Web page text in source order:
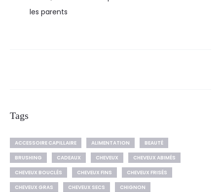
les parents
Tags
ACCESSOIRE CAPILLAIRE ALIMENTATION
BEAUTÉ
BRUSHING
CADEAUX CHEVEUX
CHEVEUX ABIMÉS
CHEVEUX BOUCLÉS
CHEVEUX FINS
CHEVEUX FRISÉS
CHEVEUX GRAS
CHEVEUX SECS
CHIGNON